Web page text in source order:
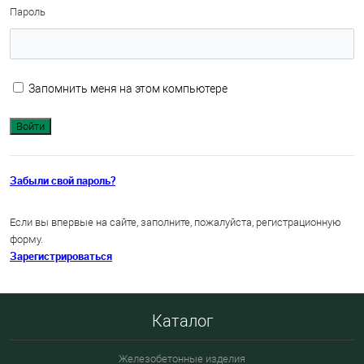
Пароль
Запомнить меня на этом компьютере
Забыли свой пароль?
Если вы впервые на сайте, заполните, пожалуйста, регистрационную
форму.
Зарегистрироваться
Каталог
Железобетонные изделия